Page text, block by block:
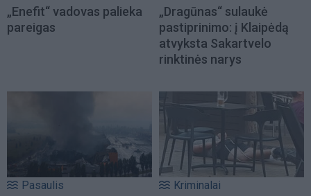
„Enefit“ vadovas palieka
pareigas
„Dragūnas“ sulaukė
pastiprinimo: į Klaipėdą
atvyksta Sakartvelo
rinktinės narys
Pasaulis Kriminalai